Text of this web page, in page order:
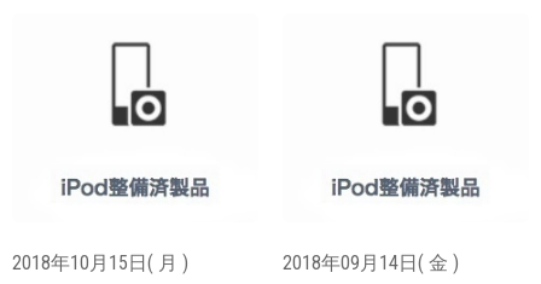
2018年10月15日( 月 ) 2018年09月14日( 金 )